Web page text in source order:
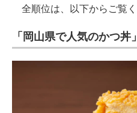
全順位は、以下からご覧く
「岡山県で人気のかつ丼